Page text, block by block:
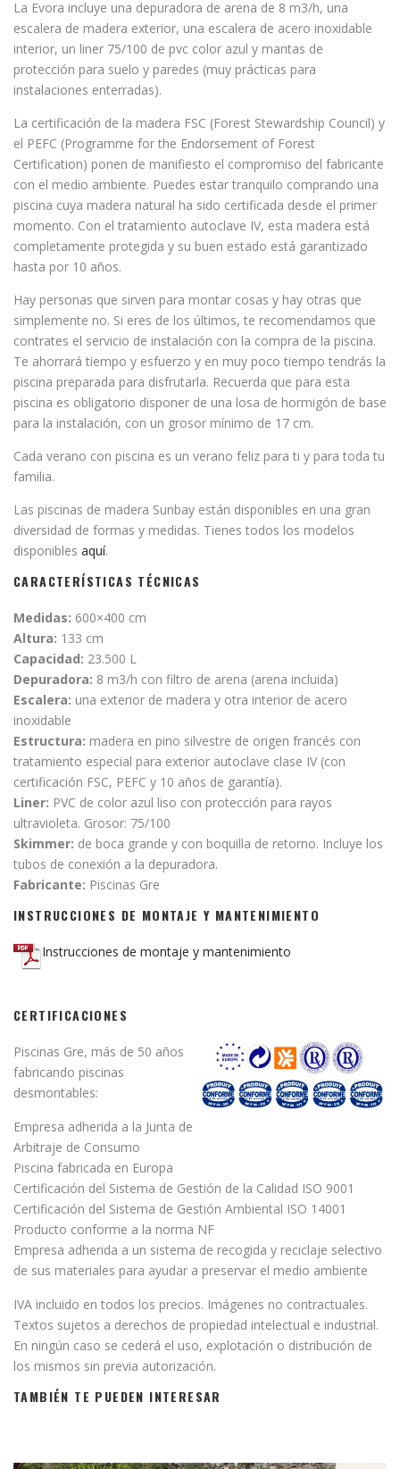
La Evora incluye una depuradora de arena de 8 m3/h, una
escalera de madera exterior, una escalera de acero inoxidable
interior, un liner 75/100 de pvc color azul y mantas de
protección para suelo y paredes (muy prácticas para
instalaciones enterradas).
La certificación de la madera FSC (Forest Stewardship Council) y
el PEFC (Programme for the Endorsement of Forest
Certification) ponen de manifiesto el compromiso del fabricante
con el medio ambiente. Puedes estar tranquilo comprando una
piscina cuya madera natural ha sido certificada desde el primer
momento. Con el tratamiento autoclave IV, esta madera está
completamente protegida y su buen estado está garantizado
hasta por 10 años.
Hay personas que sirven para montar cosas y hay otras que
simplemente no. Si eres de los últimos, te recomendamos que
contrates el servicio de instalación con la compra de la piscina.
Te ahorrará tiempo y esfuerzo y en muy poco tiempo tendrás la
piscina preparada para disfrutarla. Recuerda que para esta
piscina es obligatorio disponer de una losa de hormigón de base
para la instalación, con un grosor mínimo de 17 cm.
Cada verano con piscina es un verano feliz para ti y para toda tu
familia.
Las piscinas de madera Sunbay están disponibles en una gran
diversidad de formas y medidas. Tienes todos los modelos
disponibles aquí.
CARACTERÍSTICAS TÉCNICAS
Medidas: 600×400 cm
Altura: 133 cm
Capacidad: 23.500 L
Depuradora: 8 m3/h con filtro de arena (arena incluida)
Escalera: una exterior de madera y otra interior de acero
inoxidable
Estructura: madera en pino silvestre de origen francés con
tratamiento especial para exterior autoclave clase IV (con
certificación FSC, PEFC y 10 años de garantía).
Liner: PVC de color azul liso con protección para rayos
ultravioleta. Grosor: 75/100
Skimmer: de boca grande y con boquilla de retorno. Incluye los
tubos de conexión a la depuradora.
Fabricante: Piscinas Gre
INSTRUCCIONES DE MONTAJE Y MANTENIMIENTO
Instrucciones de montaje y mantenimiento
CERTIFICACIONES
Piscinas Gre, más de 50 años
fabricando piscinas
desmontables:
Empresa adherida a la Junta de
Arbitraje de Consumo
Piscina fabricada en Europa
Certificación del Sistema de Gestión de la Calidad ISO 9001
Certificación del Sistema de Gestión Ambiental ISO 14001
Producto conforme a la norma NF
Empresa adherida a un sistema de recogida y reciclaje selectivo
de sus materiales para ayudar a preservar el medio ambiente
IVA incluido en todos los precios. Imágenes no contractuales.
Textos sujetos a derechos de propiedad intelectual e industrial.
En ningún caso se cederá el uso, explotación o distribución de
los mismos sin previa autorización.
TAMBIÉN TE PUEDEN INTERESAR